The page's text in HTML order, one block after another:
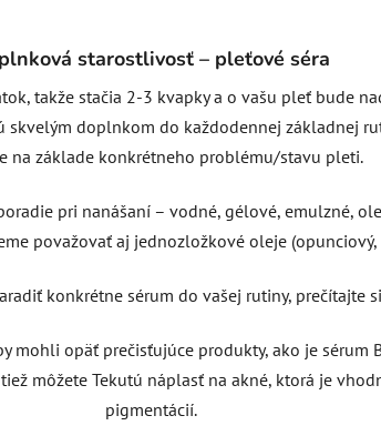
starostlivosť – pleťové séra
takže stačia 2-3 kvapky a o vašu pleť bude
doplnkom do každodennej základnej
na základe konkrétneho problému/stavu pleti.
pri nanášaní – vodné, gélové, emulzné,
považovať aj jednozložkové oleje
konkrétne sérum do vašej rutiny, prečítajte si
opäť prečisťujúce produkty, ako je sérum
môžete Tekutú náplasť na akné, ktorá je
pigmentácií.